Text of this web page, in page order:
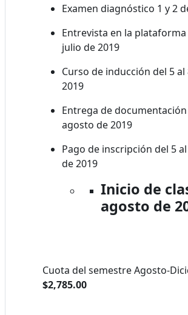
Examen diagnóstico 1 y 2
Entrevista en la plataforma
julio de 2019
Curso de inducción del 5
2019
Entrega de
agosto de 2019
Pago de inscripción del 5
de 2019
Inicio de
agosto de
Cuota del semestre Agosto-
$2,785.00